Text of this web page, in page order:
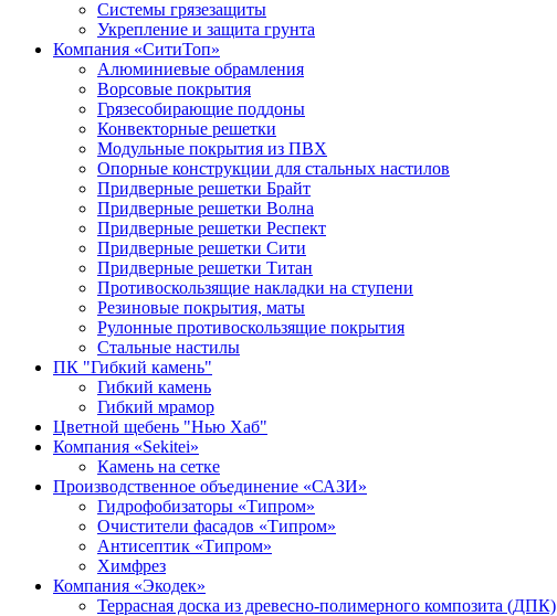
Системы грязезащиты
Укрепление и защита грунта
Компания «СитиТоп»
Алюминиевые обрамления
Ворсовые покрытия
Грязесобирающие поддоны
Конвекторные решетки
Модульные покрытия из ПВХ
Опорные конструкции для стальных настилов
Придверные решетки Брайт
Придверные решетки Волна
Придверные решетки Респект
Придверные решетки Сити
Придверные решетки Титан
Противоскользящие накладки на ступени
Резиновые покрытия, маты
Рулонные противоскользящие покрытия
Стальные настилы
ПК "Гибкий камень"
Гибкий камень
Гибкий мрамор
Цветной щебень "Нью Хаб"
Компания «Sekitei»
Камень на сетке
Производственное объединение «САЗИ»
Гидрофобизаторы «Типром»
Очистители фасадов «Типром»
Антисептик «Типром»
Химфрез
Компания «Экодек»
Террасная доска из древесно-полимерного композита (ДПК)